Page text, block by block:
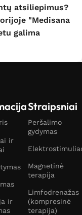
atsiliepimus?
"Medisana
galima
ir
ir
Straipsniai
Peršalimo
gydymas
Magnetinė
terapija
Limfodrenažas
(kompresinė
terapija)